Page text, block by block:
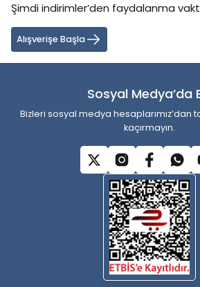
Ürün resmi kalitesiz, bozuk veya
Ürün açıklamasında eksik bilgiler
Ürün bilgilerinde hatalar bulunuyor.
Bu ürüne benzer farklı alternatifler olmalı.
Gönder
Şimdi indirimler’den faydalanma
Alışverişe Başla
Sosyal Medya’da
Bizleri sosyal medya hesaplarımız’dan
kaçırmayın.